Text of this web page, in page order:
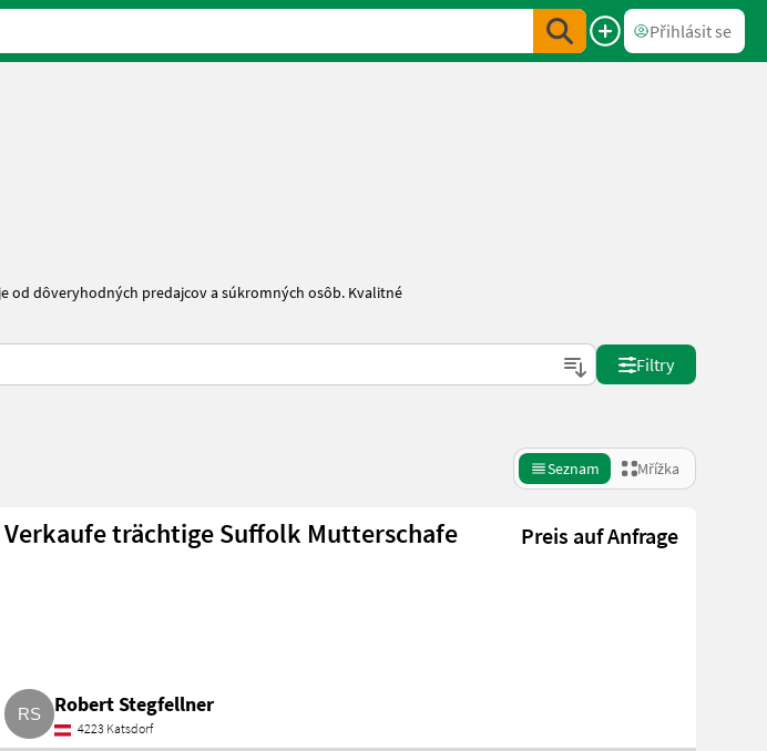
Přihlásit se
od dôveryhodných predajcov a súkromných osôb. Kvalitné
Filtry
Seznam Mřížka
Verkaufe trächtige Suffolk Mutterschafe Preis auf Anfrage
Robert Stegfellner
4223 Katsdorf